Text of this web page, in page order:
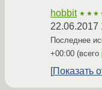
hobbit
22.06.2017
Последнее
+00:00 (всего
Показать